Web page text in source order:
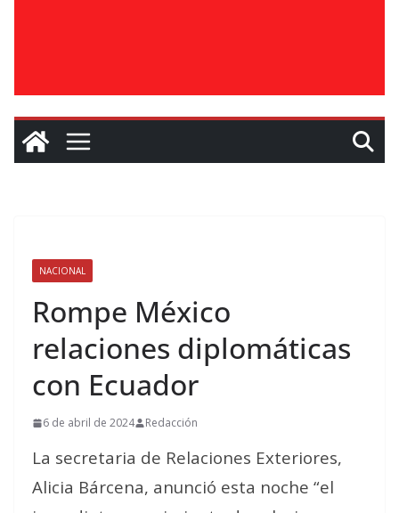
NACIONAL
Rompe México
relaciones diplomáticas
con Ecuador
6 de abril de 2024 Redacción
La secretaria de Relaciones Exteriores,
Alicia Bárcena, anunció esta noche “el